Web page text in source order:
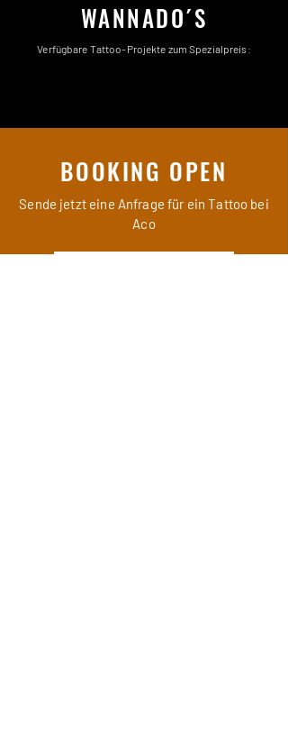
WANNADO´S
Verfügbare Tattoo-Projekte zum Spezialpreis:
BOOKING OPEN
Sende jetzt eine Anfrage für ein Tattoo bei
Aco